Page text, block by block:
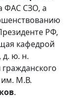
ФАС СЗО, а
РФ,
кафедрой
ю. н.
им. М.В.
.